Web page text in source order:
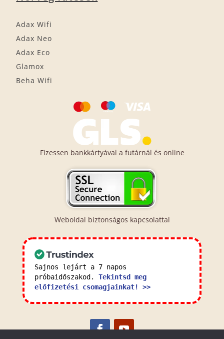
Adax Wifi
Adax Neo
Adax Eco
Glamox
Beha Wifi
Fizessen bankkártyával a futárnál és online
Weboldal biztonságos kapcsolattal
Sajnos lejárt a 7 napos
próbaidőszakod. Tekintsd meg
előfizetési csomagjainkat! >>